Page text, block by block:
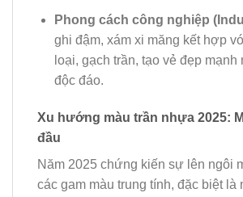
Phong cách công nghiệp
ghi đậm, xám xi măng kết hợp
loại, gạch trần, tạo vẻ đẹp mạnh
độc đáo.
Xu hướng màu trần nhựa 2025:
đầu
Năm 2025 chứng kiến sự lên ngôi
các gam màu trung tính, đặc biệt là